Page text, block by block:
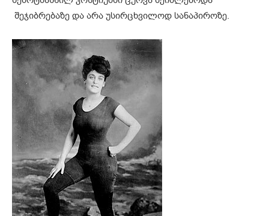
შეჯიბრებაზე და არა უსირცხვილოდ სანაპიროზე.